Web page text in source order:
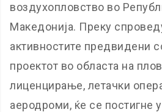
воздухопловство во
Македонија. Преку
активностите предвидени
проектот во областа на
лиценцирање, летачки
аеродроми, ќе се постигне